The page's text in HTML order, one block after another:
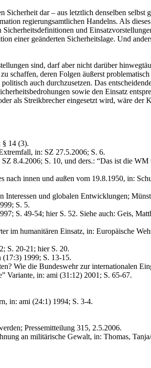
dar – aus letztlich denselben selbst
regierungsamtlichen Handelns. Als
und
einer geänderten Sicherheitslage. Und
sind, darf aber nicht darüber
deren Folgen äußerst
auch durchzusetzen. Das
sowie den Einsatz
als Streikbrecher eingesetzt wird, wäre der
§ 14 (3).
in: SZ 27.5.2006; S. 6.
8.4.2006; S. 10, und ders.: “Das ist die
nach innen und außen vom 19.8.1950, in:
und globalen Entwicklungen;
S. 5.
S. 49-54; hier S. 52. Siehe auch: Geis,
humanitären Einsatz, in: Europäische
S. 20-21; hier S. 20.
1999; S. 13-15.
Wie die Bundeswehr zur internationalen
Variante, in: ami (31:12) 2001; S. 65-67.
in: ami (24:1) 1994; S. 3-4.
Pressemitteilung 315, 2.5.2006.
an militärische Gewalt, in: Thomas,